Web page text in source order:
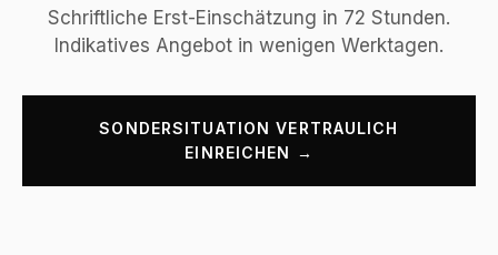
Schriftliche Erst-Einschätzung in 72 Stunden.
Indikatives Angebot in wenigen Werktagen.
SONDERSITUATION VERTRAULICH
EINREICHEN →